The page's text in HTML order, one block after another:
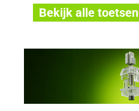
Bekijk alle